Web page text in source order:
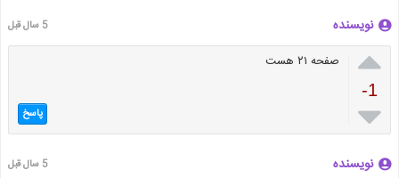
نویسنده 5 سال قبل

-1

صفحه ۲۱ هست
پاسخ
نویسنده 5 سال قبل